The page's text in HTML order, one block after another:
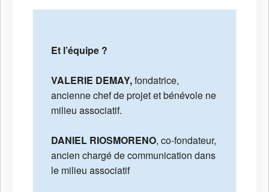
Et l’équipe ?
VALERIE DEMAY,fondatrice,
ancienne chef de projet et bénévole ne
milieu associatif.
DANIEL RIOSMORENO, co-fondateur,
ancien chargé de communication dans
le milieu associatif